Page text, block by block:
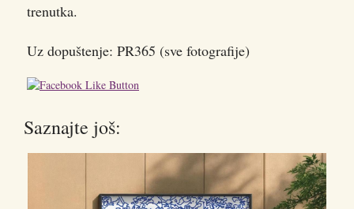
trenutka.
Uz dopuštenje: PR365 (sve fotografije)
Saznajte još: